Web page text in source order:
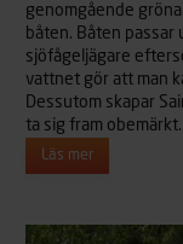
genomgående
båten. Båten
sjöfågeljägare
vattnet gör att man
Dessutom skapar
ta sig fram obemärkt.
Läs mer